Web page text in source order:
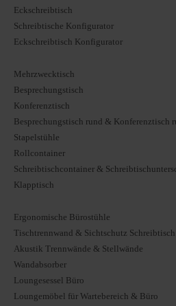
Eckschreibtisch
Schreibtische Konfigurator
Eckschreibtisch Konfigurator
Mehrzwecktisch
Besprechungstisch
Konferenztisch
Besprechungstisch rund & Konferenztisch
Stapelstühle
Rollcontainer
Schreibtischcontainer &
Klapptisch
Ergonomische Bürostühle
Tischtrennwand & Sichtschutz Schreibtisch
Akustik Trennwände & Stellwände
Wandabsorber
Loungesessel Büro
Loungemöbel für Wartebereich & Büro